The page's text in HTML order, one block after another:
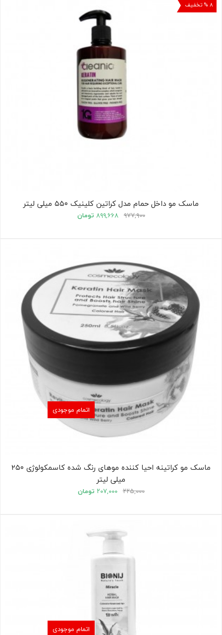
۸ % تخفیف
ماسک مو داخل حمام مدل کراتین کلینیک ۵۵۰ میلی لیتر
۹۷۷,۹۰۰ ۸۹۹,۶۶۸ تومان
اتمام موجودی
ماسک مو کراتینه احیا کننده موهای رنگ شده کاسمکولوژی ۲۵۰
میلی لیتر
۲۲۵,۰۰۰ ۲۰۷,۰۰۰ تومان
اتمام موجودی